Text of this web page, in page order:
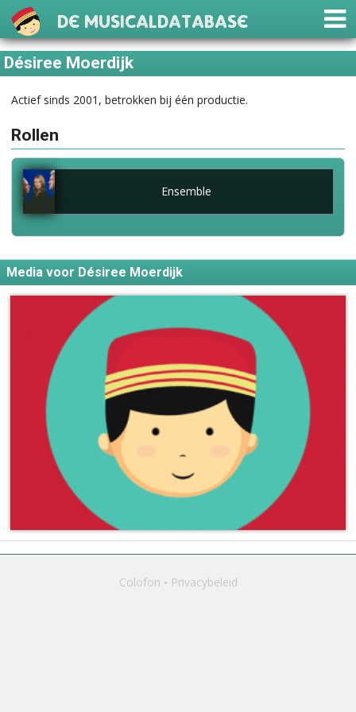
De Musicaldatabase
Désiree Moerdijk
Actief sinds 2001, betrokken bij één productie.
Rollen
Ensemble
Media voor Désiree Moerdijk
Colofon Privacybeleid